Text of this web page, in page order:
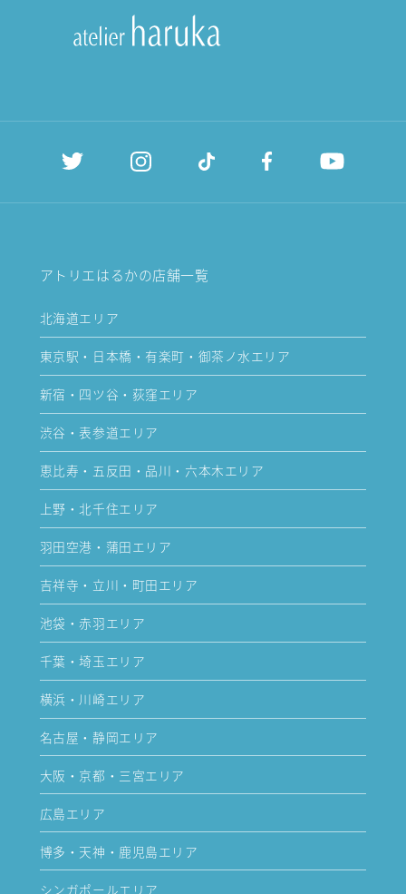
アトリエはるかの店舗一覧
北海道エリア
東京駅・日本橋・有楽町・御茶ノ水エリア
新宿・四ツ谷・荻窪エリア
渋谷・表参道エリア
恵比寿・五反田・品川・六本木エリア
上野・北千住エリア
羽田空港・蒲田エリア
吉祥寺・立川・町田エリア
池袋・赤羽エリア
千葉・埼玉エリア
横浜・川崎エリア
名古屋・静岡エリア
大阪・京都・三宮エリア
広島エリア
博多・天神・鹿児島エリア
シンガポールエリア